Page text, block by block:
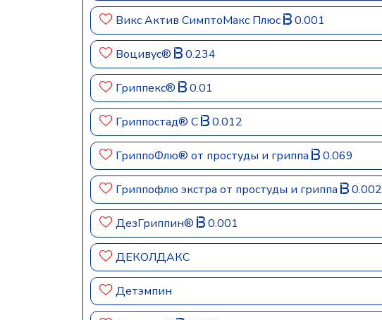
Викс Актив СимптоМакс Плюс 0.001
Воцивус® 0.234
Гриппекс® 0.01
Гриппостад® С 0.012
ГриппоФлю® от простуды и гриппа 0.069
Гриппофлю экстра от простуды и гриппа 0.002
ДезГриппин® 0.001
ДЕКОЛДАКС
Детэмпин